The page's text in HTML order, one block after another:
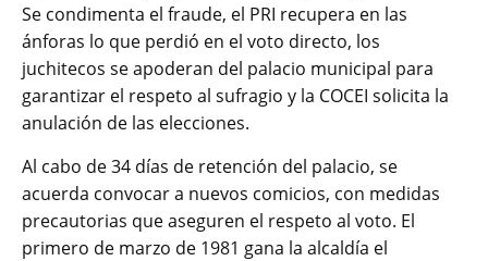
Se condimenta el fraude, el PRI recupera en las
ánforas lo que perdió en el voto directo, los
juchitecos se apoderan del palacio municipal para
garantizar el respeto al sufragio y la COCEI solicita la
anulación de las elecciones.
Al cabo de 34 días de retención del palacio, se
acuerda convocar a nuevos comicios, con medidas
precautorias que aseguren el respeto al voto. El
primero de marzo de 1981 gana la alcaldía el